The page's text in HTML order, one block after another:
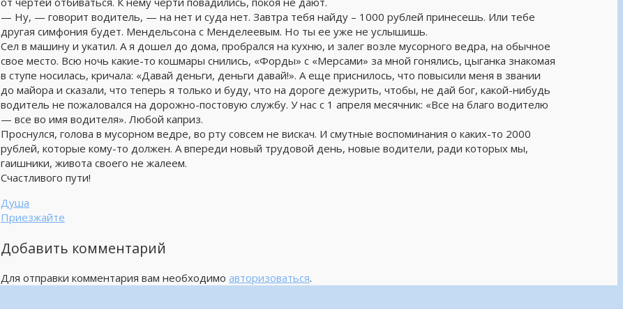
— Ну, — говорит водитель, — на нет и суда нет. Завтра тебя найду – 1000 рублей принесешь. Или тебе
другая симфония будет. Мендельсона с Менделеевым. Но ты ее уже не услышишь.
Сел в машину и укатил. А я дошел до дома, пробрался на кухню, и залег возле мусорного ведра, на обычное
свое место. Всю ночь какие-то кошмары снились, «Форды» с «Мерсами» за мной гонялись, цыганка знакомая
в ступе носилась, кричала: «Давай деньги, деньги давай!». А еще приснилось, что повысили меня в звании
до майора и сказали, что теперь я только и буду, что на дороге дежурить, чтобы, не дай бог, какой-нибудь
водитель не пожаловался на дорожно-постовую службу. У нас с 1 апреля месячник: «Все на благо водителю
— все во имя водителя». Любой каприз.
Проснулся, голова в мусорном ведре, во рту совсем не вискач. И смутные воспоминания о каких-то 2000
рублей, которые кому-то должен. А впереди новый трудовой день, новые водители, ради которых мы,
гаишники, живота своего не жалеем.
Счастливого пути!
Душа
Приезжайте
Добавить комментарий
Для отправки комментария вам необходимо авторизоваться.